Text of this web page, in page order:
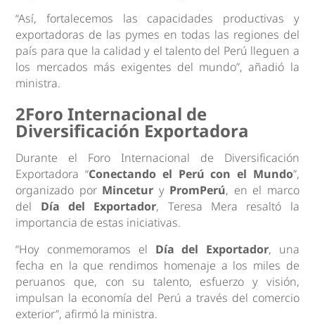
“Así, fortalecemos las capacidades productivas y
exportadoras de las pymes en todas las regiones del
país para que la calidad y el talento del Perú lleguen a
los mercados más exigentes del mundo”, añadió la
ministra.
2Foro Internacional de
Diversificación Exportadora
Durante el Foro Internacional de Diversificación
Exportadora “Conectando el Perú con el Mundo”,
organizado por Mincetur y PromPerú, en el marco
del Día del Exportador, Teresa Mera resaltó la
importancia de estas iniciativas.
“Hoy conmemoramos el Día del Exportador, una
fecha en la que rendimos homenaje a los miles de
peruanos que, con su talento, esfuerzo y visión,
impulsan la economía del Perú a través del comercio
exterior”, afirmó la ministra.